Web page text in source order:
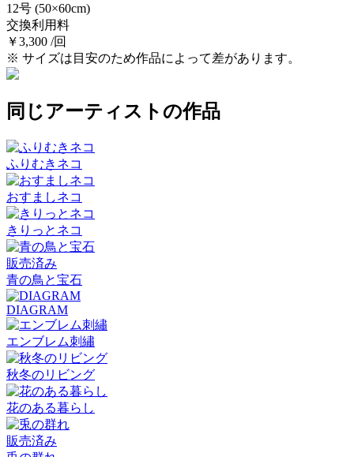
12号 (50×60cm)
交換利用料
￥3,300 /回
※ サイズは目安のため作品によって差があります。
同じアーティストの作品
ふりむきネコ
おすましネコ
きりっとネコ
販売済み
青の鳥と宝石
DIAGRAM
エンブレム刺繡
秋冬のリビング
花のある暮らし
販売済み